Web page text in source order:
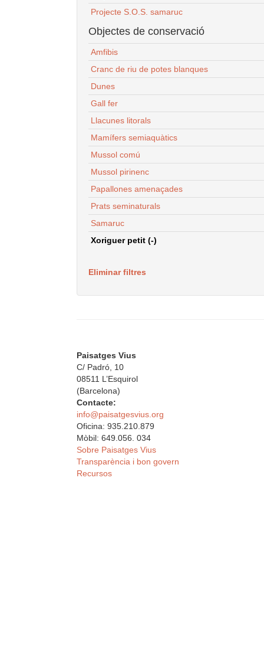
Projecte S.O.S. samaruc
Objectes de conservació
Amfibis
Cranc de riu de potes blanques
Dunes
Gall fer
Llacunes litorals
Mamífers semiaquàtics
Mussol comú
Mussol pirinenc
Papallones amenaçades
Prats seminaturals
Samaruc
Xoriguer petit (-)
Eliminar filtres
Paisatges Vius
C/ Padró, 10
08511 L’Esquirol
(Barcelona)
Contacte:
info@paisatgesvius.org
Oficina: 935.210.879
Mòbil: 649.056. 034
Sobre Paisatges Vius
Transparència i bon govern
Recursos